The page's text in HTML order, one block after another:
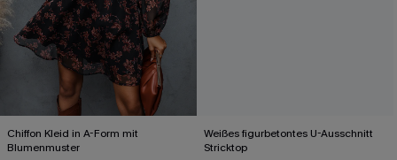
Chiffon Kleid in A-Form mit
Blumenmuster
Weißes figurbetontes U-Ausschnitt
Stricktop